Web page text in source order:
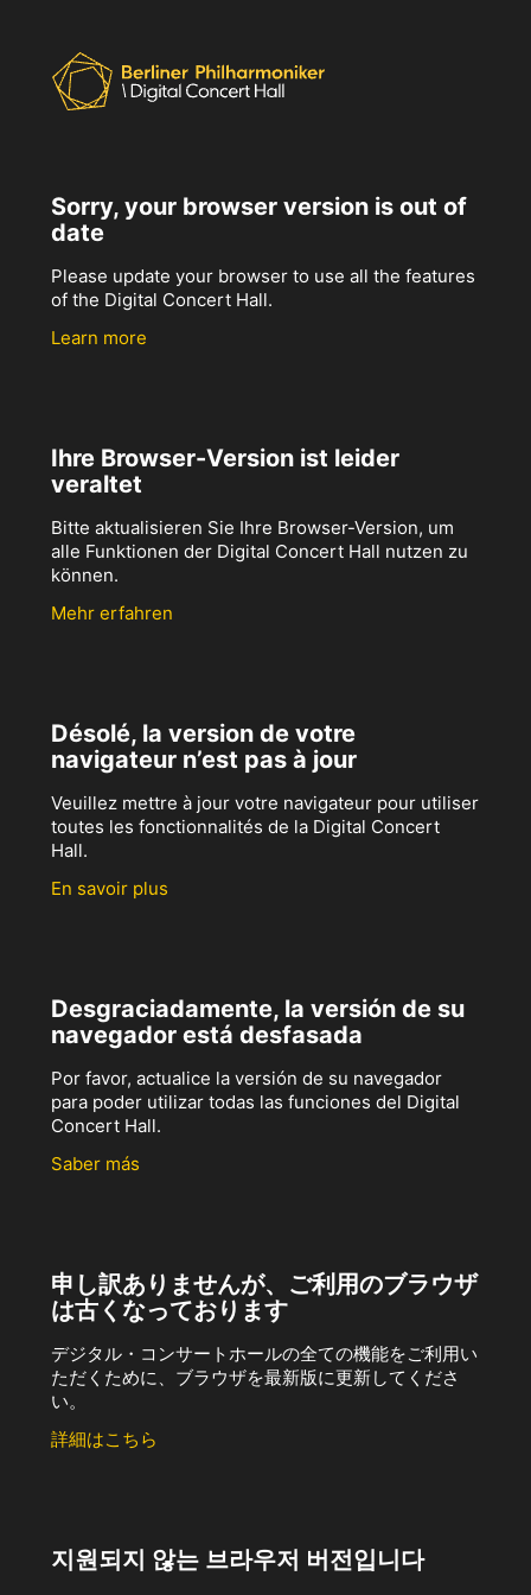
Sorry, your browser version is out of
date
Please update your browser to use all the features
of the Digital Concert Hall.
Learn more
Ihre Browser-Version ist leider
veraltet
Bitte aktualisieren Sie Ihre Browser-Version, um
alle Funktionen der Digital Concert Hall nutzen zu
können.
Mehr erfahren
Désolé, la version de votre
navigateur n’est pas à jour
Veuillez mettre à jour votre navigateur pour utiliser
toutes les fonctionnalités de la Digital Concert
Hall.
En savoir plus
Desgraciadamente, la versión de su
navegador está desfasada
Por favor, actualice la versión de su navegador
para poder utilizar todas las funciones del Digital
Concert Hall.
Saber más
申し訳ありませんが、ご利用のブラウザ
は古くなっております
デジタル・コンサートホールの全ての機能をご利用い
ただくために、ブラウザを最新版に更新してくださ
い。
詳細はこちら
지원되지 않는 브라우저 버전입니다